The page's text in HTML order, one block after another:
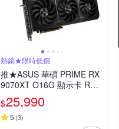
熱銷★限時低價
推★ASUS 華碩 PRIME RX
9070XT O16G 顯示卡 RX9
070XT
$25,990
5 (3)